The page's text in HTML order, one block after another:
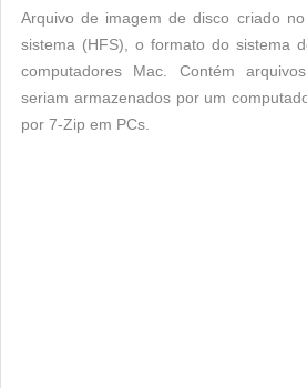
Arquivo de imagem de disco criado
sistema (HFS), o formato do sistema
computadores Mac. Contém
seriam armazenados por um
por 7-Zip em PCs.